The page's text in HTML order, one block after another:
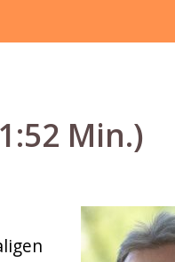
Min.)